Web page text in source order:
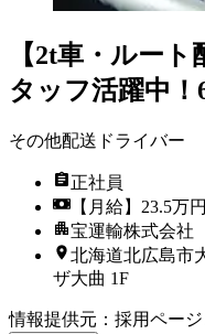
【2t車・ルー
タッフ活躍中！
その他配送ドライバー
正社員
【月給】23.5万
宝運輸株式会社
北海道北広島市
ザ大曲 1F
情報提供元 ： 採用ページ